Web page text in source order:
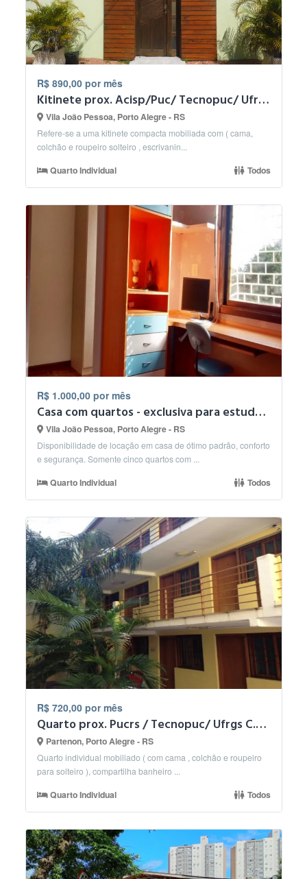
R$ 890,00 por mês
Kitinete prox. Acisp/Puc/ Tecnopuc/ Ufrgs C. do Vale
Vila João Pessoa, Porto Alegre - RS
Refere-se a uma kitinete compacta mobiliada com ( cama,
colchão e roupeiro solteiro , escrivanin...
Quarto Individual Todos
R$ 1.000,00 por mês
Casa com quartos - exclusiva para estudantes
Vila João Pessoa, Porto Alegre - RS
Disponibilidade de locação em casa de ótimo padrão, conforto
e segurança. Somente cinco quartos com ...
Quarto Individual Todos
R$ 720,00 por mês
Quarto prox. Pucrs / Tecnopuc/ Ufrgs C.do Vale, Ceee
Partenon, Porto Alegre - RS
Quarto individual mobiliado ( com cama , colchão e roupeiro
para solteiro ), compartilha banheiro ...
Quarto Individual Todos